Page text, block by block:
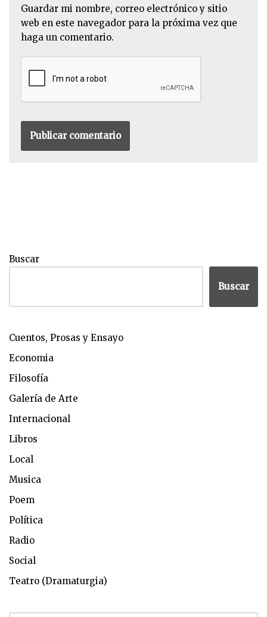
Guardar mi nombre, correo electrónico y sitio
web en este navegador para la próxima vez que
haga un comentario.
Buscar
Buscar
Cuentos, Prosas y Ensayo
Economia
Filosofía
Galería de Arte
Internacional
Libros
Local
Musica
Poem
Política
Radio
Social
Teatro (Dramaturgia)